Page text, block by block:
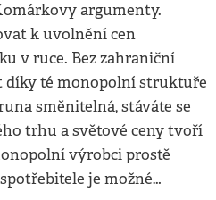
argumenty.
k uvolnění cen
v ruce. Bez zahraniční
díky té monopolní struktuře
směnitelná, stáváte se
trhu a světové ceny tvoří
výrobci prostě
je možné…